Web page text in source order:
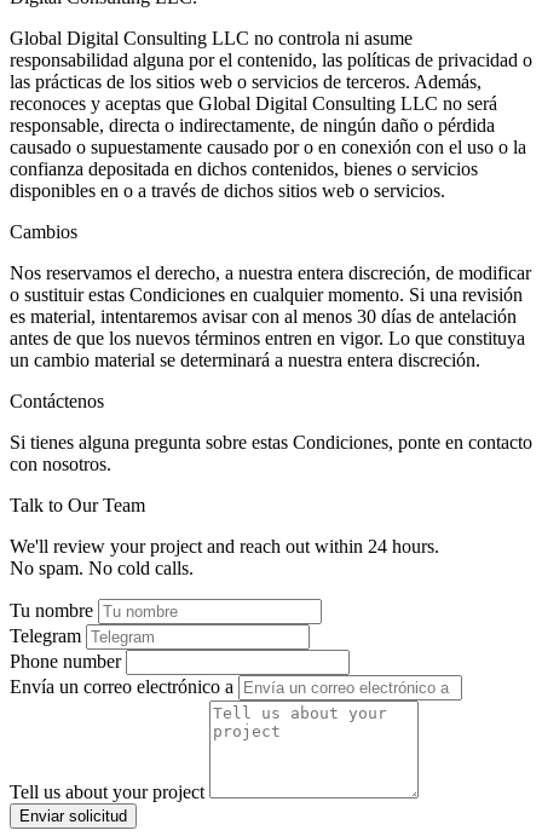
Global Digital Consulting LLC no controla ni asume
responsabilidad alguna por el contenido, las políticas de privacidad o
las prácticas de los sitios web o servicios de terceros. Además,
reconoces y aceptas que Global Digital Consulting LLC no será
responsable, directa o indirectamente, de ningún daño o pérdida
causado o supuestamente causado por o en conexión con el uso o la
confianza depositada en dichos contenidos, bienes o servicios
disponibles en o a través de dichos sitios web o servicios.
Cambios
Nos reservamos el derecho, a nuestra entera discreción, de modificar
o sustituir estas Condiciones en cualquier momento. Si una revisión
es material, intentaremos avisar con al menos 30 días de antelación
antes de que los nuevos términos entren en vigor. Lo que constituya
un cambio material se determinará a nuestra entera discreción.
Contáctenos
Si tienes alguna pregunta sobre estas Condiciones, ponte en contacto
con nosotros.
Talk to Our Team
We'll review your project and reach out within 24 hours.
No spam. No cold calls.
Tu nombre
Telegram
Phone number
Envía un correo electrónico a
Tell us about your project
Enviar solicitud